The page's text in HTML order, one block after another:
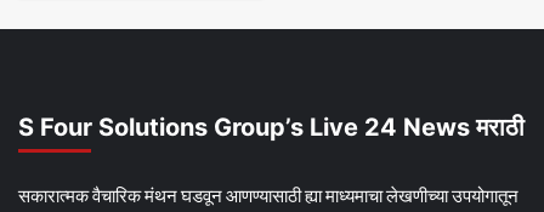
S Four Solutions Group’s Live 24 News मराठी
सकारात्मक वैचारिक मंथन घडवून आणण्यासाठी ह्या माध्यमाचा लेखणीच्या उपयोगातून